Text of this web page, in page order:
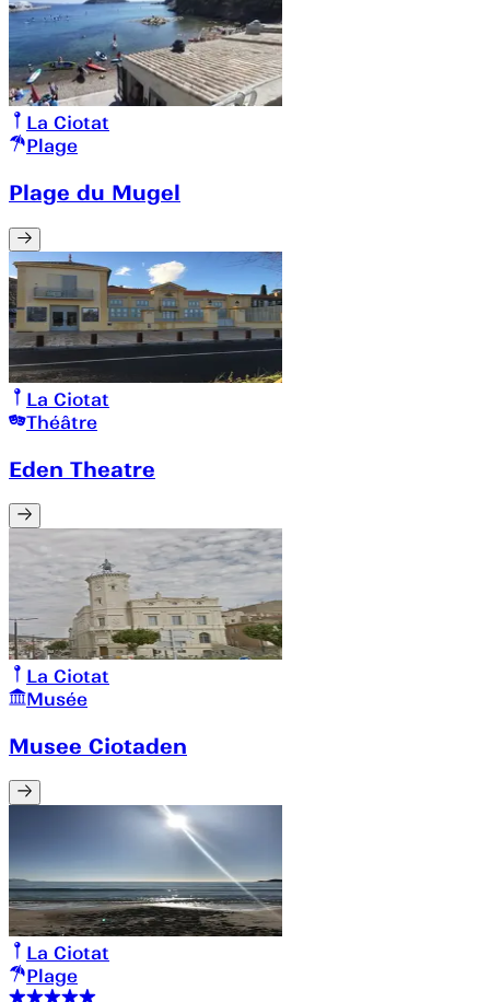
La Ciotat
Plage
Plage du Mugel
La Ciotat
Théâtre
Eden Theatre
La Ciotat
Musée
Musee Ciotaden
La Ciotat
Plage